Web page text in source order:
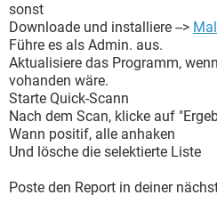
sonst
Downloade und installiere -->
Führe es als Admin. aus.
Aktualisiere das Programm,
vohanden wäre.
Starte Quick-Scann
Nach dem Scan, klicke auf
Wann positif, alle anhaken
Und lösche die selektierte Liste
Poste den Report in deiner